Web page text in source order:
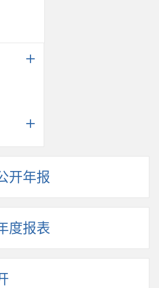
开年报
度报表